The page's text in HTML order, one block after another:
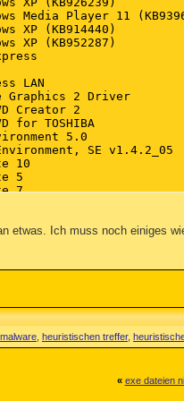
[CTFMON.EXE]
[CTFMON.EXE]
RAMASST.lnk =
(no name) - {e2e2dd38-
menuitem:
- {FB5F1910-
Windows
766D-4EE6-879C-
- {FFC8B962-9B40-
Scheduler
PersonalEdition
Service (CFSvcs) -
FRITZ!web Routing
RAM_Service -
Quick Starter
etwas. Ich muss noch einiges
heuristischen treffer,
« exe dateien